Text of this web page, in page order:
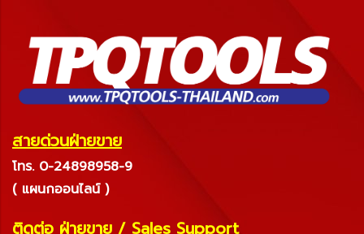
สายด่วนฝ่ายขาย
โทร. 0-24898958-9
( แผนกออนไลน์ )
ติดต่อ ฝ่ายขาย / Sales Support